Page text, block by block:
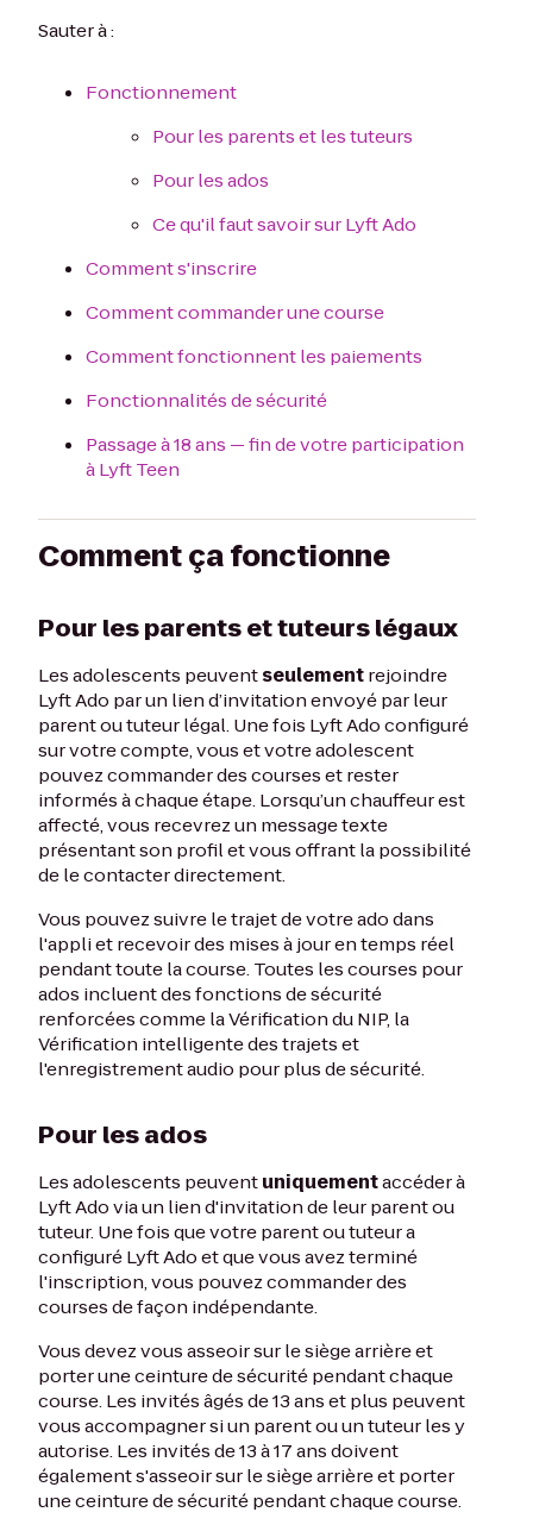
Sauter à :
Fonctionnement
Pour les parents et les tuteurs
Pour les ados
Ce qu'il faut savoir sur Lyft Ado
Comment s'inscrire
Comment commander une course
Comment fonctionnent les paiements
Fonctionnalités de sécurité
Passage à 18 ans — fin de votre participation
à Lyft Teen
Comment ça fonctionne
Pour les parents et tuteurs légaux
Les adolescents peuventseulementrejoindre
Lyft Ado par un lien d’invitation envoyé par leur
parent ou tuteur légal. Une fois Lyft Ado configuré
sur votre compte, vous et votre adolescent
pouvez commander des courses et rester
informés à chaque étape. Lorsqu’un chauffeur est
affecté, vous recevrez un message texte
présentant son profil et vous offrant la possibilité
de le contacter directement.
Vous pouvez suivre le trajet de votre ado dans
l'appli et recevoir des mises à jour en temps réel
pendant toute la course. Toutes les courses pour
ados incluent des fonctions de sécurité
renforcées comme la Vérification du NIP, la
Vérification intelligente des trajets et
l'enregistrement audio pour plus de sécurité.
Pour les ados
Les adolescents peuventuniquementaccéder à
Lyft Ado via un lien d'invitation de leur parent ou
tuteur. Une fois que votre parent ou tuteur a
configuré Lyft Ado et que vous avez terminé
l'inscription, vous pouvez commander des
courses de façon indépendante.
Vous devez vous asseoir sur le siège arrière et
porter une ceinture de sécurité pendant chaque
course. Les invités âgés de 13 ans et plus peuvent
vous accompagner si un parent ou un tuteur les y
autorise. Les invités de 13 à 17 ans doivent
également s'asseoir sur le siège arrière et porter
une ceinture de sécurité pendant chaque course.